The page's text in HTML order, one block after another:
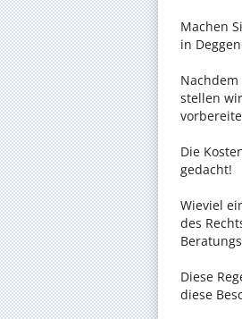
Machen
in
stellen
Die
gedacht!
Wieviel
des
Diese
diese